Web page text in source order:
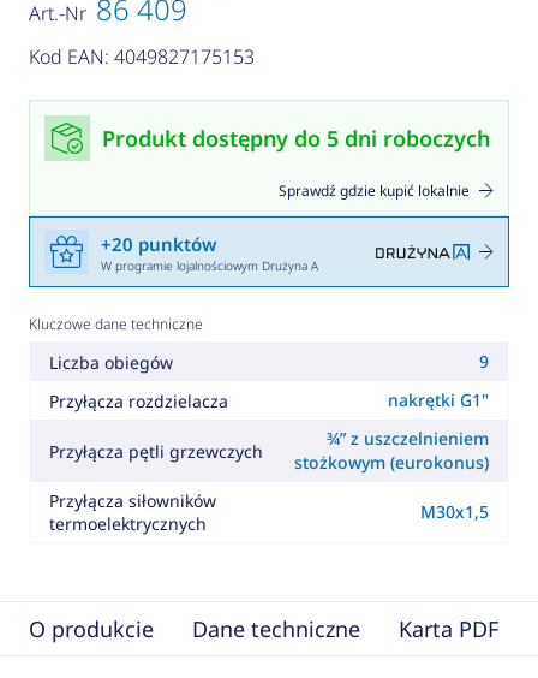
Art.-Nr 86 409
Kod EAN: 4049827175153
Produkt dostępny do 5 dni roboczych
Sprawdź gdzie kupić lokalnie
+20 punktów
W programie lojalnościowym Drużyna A
Kluczowe dane techniczne
Liczba obiegów
9
Przyłącza rozdzielacza
nakrętki G1"
Przyłącza pętli grzewczych
¾” z uszczelnieniem
stożkowym (eurokonus)
Przyłącza siłowników
termoelektrycznych
M30x1,5
O produkcie Dane techniczne Karta PDF